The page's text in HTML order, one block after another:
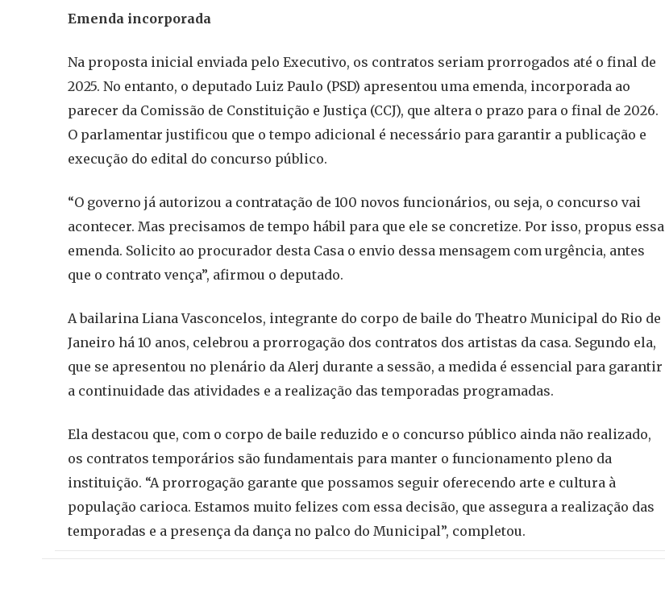
Emenda incorporada
Na proposta inicial enviada pelo Executivo, os contratos seriam prorrogados até o final de
2025. No entanto, o deputado Luiz Paulo (PSD) apresentou uma emenda, incorporada ao
parecer da Comissão de Constituição e Justiça (CCJ), que altera o prazo para o final de 2026.
O parlamentar justificou que o tempo adicional é necessário para garantir a publicação e
execução do edital do concurso público.
“O governo já autorizou a contratação de 100 novos funcionários, ou seja, o concurso vai
acontecer. Mas precisamos de tempo hábil para que ele se concretize. Por isso, propus essa
emenda. Solicito ao procurador desta Casa o envio dessa mensagem com urgência, antes
que o contrato vença”, afirmou o deputado.
A bailarina Liana Vasconcelos, integrante do corpo de baile do Theatro Municipal do Rio de
Janeiro há 10 anos, celebrou a prorrogação dos contratos dos artistas da casa. Segundo ela,
que se apresentou no plenário da Alerj durante a sessão, a medida é essencial para garantir
a continuidade das atividades e a realização das temporadas programadas.
Ela destacou que, com o corpo de baile reduzido e o concurso público ainda não realizado,
os contratos temporários são fundamentais para manter o funcionamento pleno da
instituição. “A prorrogação garante que possamos seguir oferecendo arte e cultura à
população carioca. Estamos muito felizes com essa decisão, que assegura a realização das
temporadas e a presença da dança no palco do Municipal”, completou.